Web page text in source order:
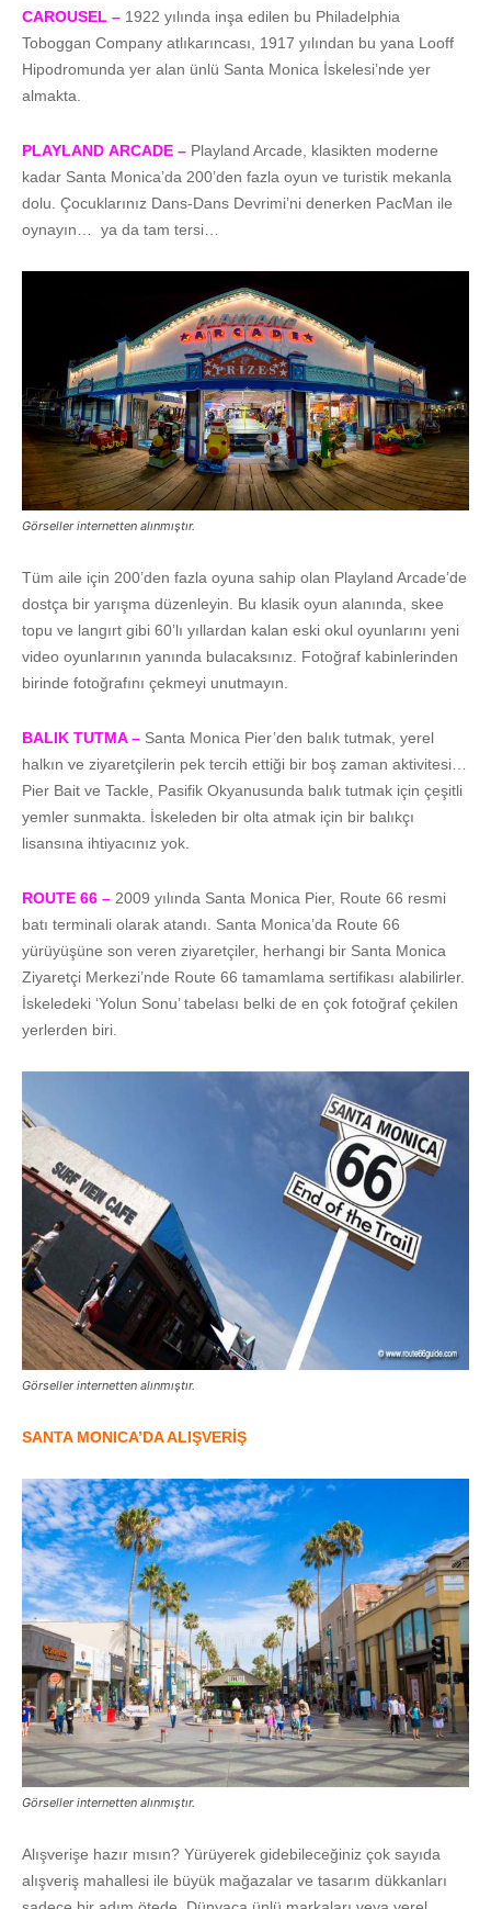
CAROUSEL – 1922 yılında inşa edilen bu Philadelphia
Toboggan Company atlıkarıncası, 1917 yılından bu yana Looff
Hipodromunda yer alan ünlü Santa Monica İskelesi’nde yer
almakta.
PLAYLAND ARCADE – Playland Arcade, klasikten moderne
kadar Santa Monica’da 200’den fazla oyun ve turistik mekanla
dolu. Çocuklarınız Dans-Dans Devrimi’ni denerken PacMan ile
oynayın…
ya da tam tersi…
Görseller internetten alınmıştır.
Tüm aile için 200’den fazla oyuna sahip olan Playland Arcade’de
dostça bir yarışma düzenleyin. Bu klasik oyun alanında, skee
topu ve langırt gibi 60’lı yıllardan kalan eski okul oyunlarını yeni
video oyunlarının yanında bulacaksınız. Fotoğraf kabinlerinden
birinde fotoğrafını çekmeyi unutmayın.
BALIK TUTMA – Santa Monica Pier’den balık tutmak, yerel
halkın ve ziyaretçilerin pek tercih ettiği bir boş zaman aktivitesi…
Pier Bait ve Tackle, Pasifik Okyanusunda balık tutmak için çeşitli
yemler sunmakta. İskeleden bir olta atmak için bir balıkçı
lisansına ihtiyacınız yok.
ROUTE 66 – 2009 yılında Santa Monica Pier, Route 66 resmi
batı terminali olarak atandı. Santa Monica’da Route 66
yürüyüşüne son veren ziyaretçiler, herhangi bir Santa Monica
Ziyaretçi Merkezi’nde Route 66 tamamlama sertifikası alabilirler.
İskeledeki ‘Yolun Sonu’ tabelası belki de en çok fotoğraf çekilen
yerlerden biri.
Görseller internetten alınmıştır.
SANTA MONICA’DA ALIŞVERİŞ
Görseller internetten alınmıştır.
Alışverişe hazır mısın? Yürüyerek gidebileceğiniz çok sayıda
alışveriş mahallesi ile büyük mağazalar ve tasarım dükkanları